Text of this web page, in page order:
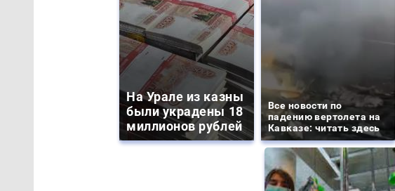
На Урале из казны
были украдены 18
миллионов рублей
Все новости по
падению вертолета на
Кавказе: читать здесь